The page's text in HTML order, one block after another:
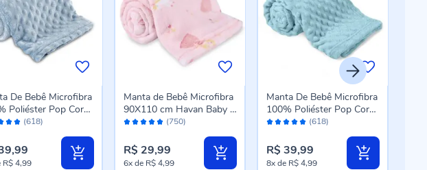
(618)
De Bebê Microfibra
Poliéster Pop Corn
Baby - Azul
R$ 4,99
Avaliação: (750)
Manta de Bebê Microfibra
90X110 cm Havan Baby 1
Peça - Princesa
R$ 29,99
6xde R$ 4,99
Avaliação: (618)
Manta De Bebê Microfibra
100% Poliéster Pop Corn
Havan Baby - Verde Doce
R$ 39,99
8xde R$ 4,99